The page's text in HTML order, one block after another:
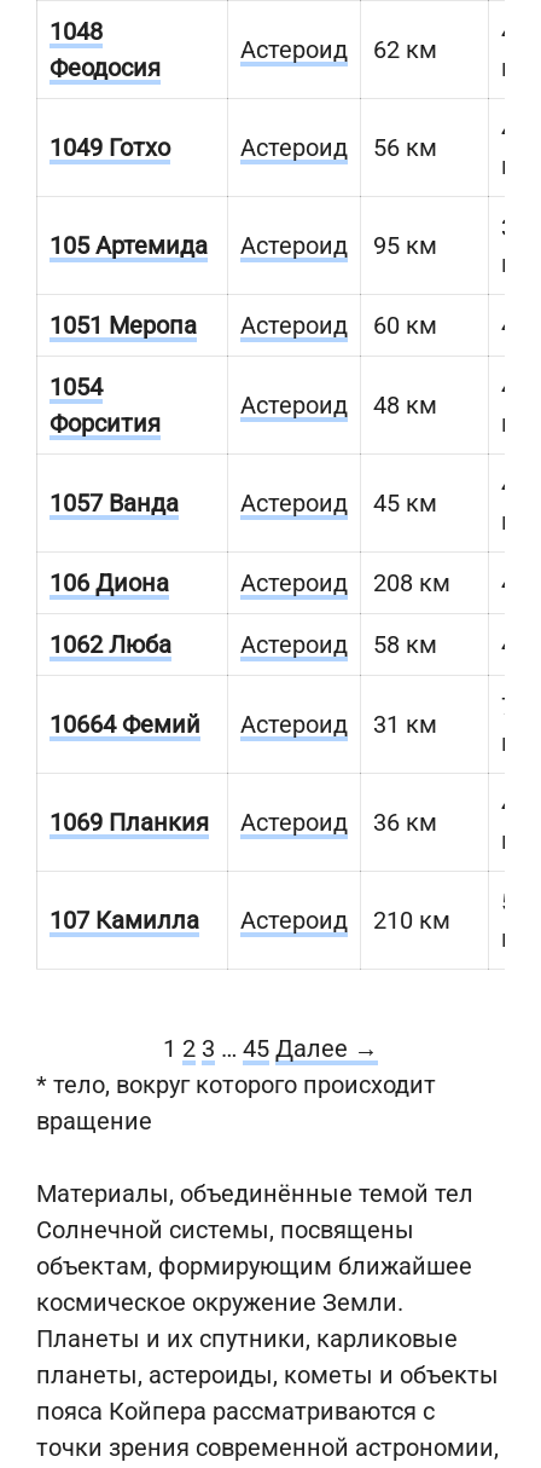
1048
Феодосия
Астероид 62 км
км
1049 Готхо Астероид 56 км
км
105 Артемида Астероид 95 км
км
1051 Меропа Астероид 60 км
1054
Форсития
Астероид 48 км
км
1057 Ванда Астероид 45 км
км
106 Диона Астероид 208 км
1062 Люба Астероид 58 км
10664 Фемий Астероид 31 км
км
1069 Планкия Астероид 36 км
км
107 Камилла Астероид 210 км
км
1 2 3 … 45 Далее →
* тело, вокруг которого происходит
вращение
Материалы, объединённые темой тел
Солнечной системы, посвящены
объектам, формирующим ближайшее
космическое окружение Земли.
Планеты и их спутники, карликовые
планеты, астероиды, кометы и объекты
пояса Койпера рассматриваются с
точки зрения современной астрономии,